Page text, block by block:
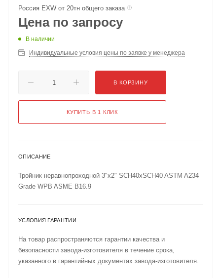
Россия EXW от 20тн общего заказа
Цена по запросу
В наличии
Индивидуальные условия цены по заявке у менеджера
В КОРЗИНУ
КУПИТЬ В 1 КЛИК
ОПИСАНИЕ
Тройник неравнопроходной 3"х2" SCH40хSCH40 ASTM A234
Grade WPB ASME B16.9
УСЛОВИЯ ГАРАНТИИ
На товар распространяются гарантии качества и
безопасности завода-изготовителя в течение срока,
указанного в гарантийных документах завода-изготовителя.